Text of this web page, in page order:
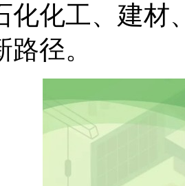
化化工、建材
径。